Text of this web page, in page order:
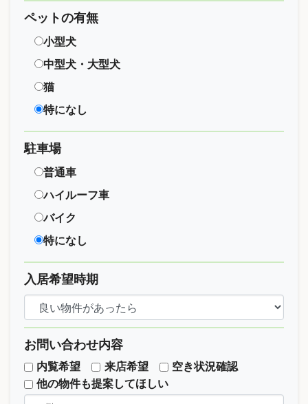
ペットの有無
小型犬
中型犬・大型犬
猫
特になし
駐車場
普通車
ハイルーフ車
バイク
特になし
入居希望時期
お問い合わせ内容
内覧希望 来店希望
空き状況確認
他の物件も提案してほしい